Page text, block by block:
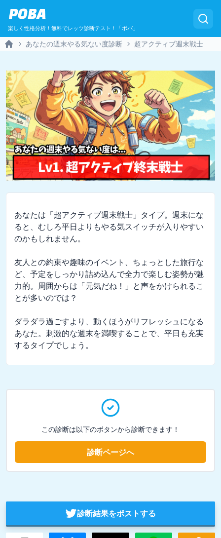
POBA
楽しく性格分析！無料でレッツ診断テスト！「ポバ」
あなたの週末やる気ない度診断 超アクティブ週末戦士
あなたは「超アクティブ週末戦士」タイプ。週末にな
ると、むしろ平日よりもやる気スイッチが入りやすい
のかもしれません。
友人との約束や趣味のイベント、ちょっとした旅行な
ど、予定をしっかり詰め込んで全力で楽しむ姿勢が魅
力的。周囲からは「元気だね！」と声をかけられるこ
とが多いのでは？
ダラダラ過ごすより、動くほうがリフレッシュになる
あなた。刺激的な週末を満喫することで、平日も充実
するタイプでしょう。
この診断は以下のボタンから診断できます！
診断ページへ
診断結果をポストする